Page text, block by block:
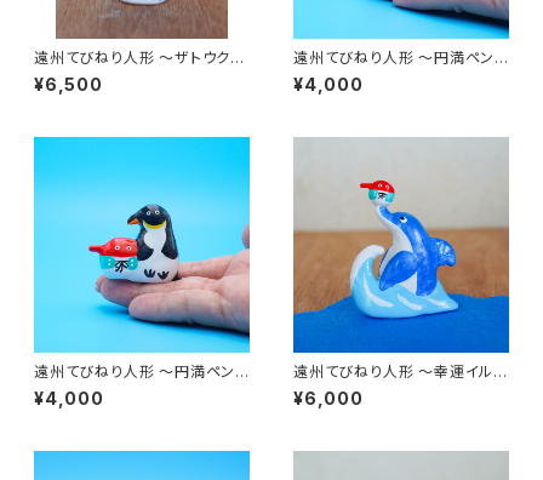
遠州てびねり人形 〜ザトウクジ
ラ〜 ｜高さ約7cm
¥6,500
遠州てびねり人形 〜円満ペンギ
ン〜 ｜高さ約4.5cm
¥4,000
遠州てびねり人形 〜円満ペンギ
ン〜 ｜高さ約4.5cm
¥4,000
遠州てびねり人形 〜幸運イル
カ〜 ｜高さ約9.5cm
¥6,000